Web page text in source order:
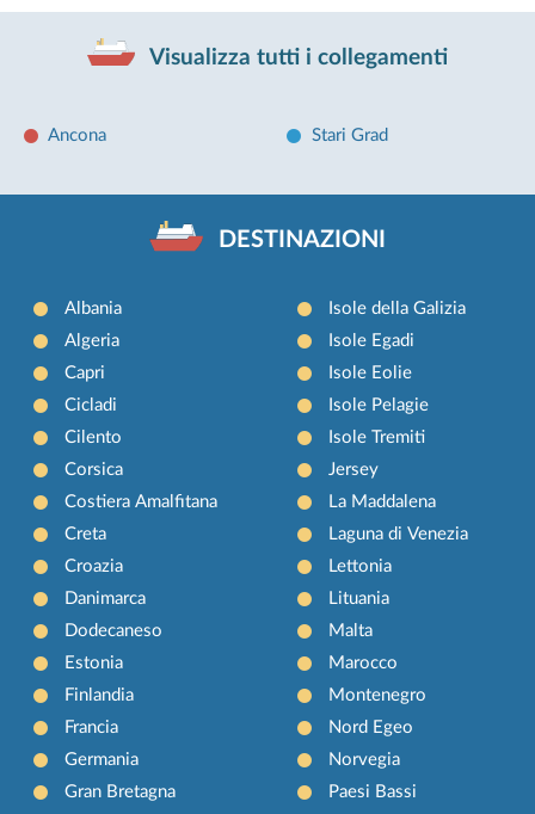
Visualizza tutti i collegamenti
Ancona Stari Grad
DESTINAZIONI
Albania
Algeria
Capri
Cicladi
Cilento
Corsica
Costiera Amalfitana
Creta
Croazia
Danimarca
Dodecaneso
Estonia
Finlandia
Francia
Germania
Gran Bretagna
Isole della Galizia
Isole Egadi
Isole Eolie
Isole Pelagie
Isole Tremiti
Jersey
La Maddalena
Laguna di Venezia
Lettonia
Lituania
Malta
Marocco
Montenegro
Nord Egeo
Norvegia
Paesi Bassi